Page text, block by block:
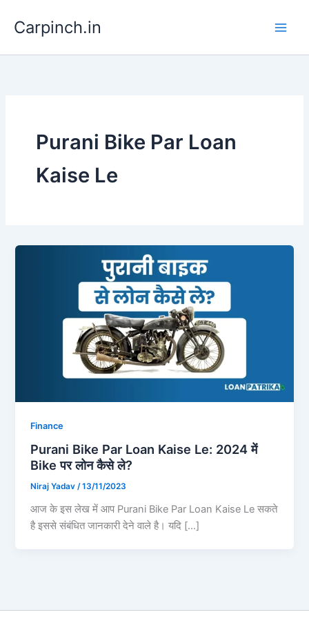
Carpinch.in
Purani Bike Par Loan
Kaise Le
Finance
Purani Bike Par Loan Kaise Le: 2024 में
Bike पर लोन कैसे ले?
Niraj Yadav/13/11/2023
आज के इस लेख में आप Purani Bike Par Loan Kaise Le सकते
है इससे संबंधित जानकारी देने वाले है। यदि […]